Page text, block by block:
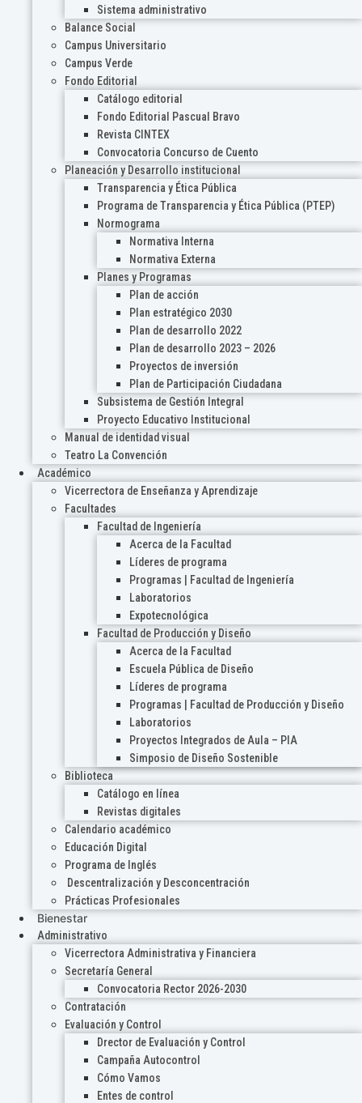
Sistema administrativo
Balance Social
Campus Universitario
Campus Verde
Fondo Editorial
Catálogo editorial
Fondo Editorial Pascual Bravo
Revista CINTEX
Convocatoria Concurso de Cuento
Planeación y Desarrollo institucional
Transparencia y Ética Pública
Programa de Transparencia y Ética Pública (PTEP)
Normograma
Normativa Interna
Normativa Externa
Planes y Programas
Plan de acción
Plan estratégico 2030
Plan de desarrollo 2022
Plan de desarrollo 2023 – 2026
Proyectos de inversión
Plan de Participación Ciudadana
Subsistema de Gestión Integral
Proyecto Educativo Institucional
Manual de identidad visual
Teatro La Convención
Académico
Vicerrectora de Enseñanza y Aprendizaje
Facultades
Facultad de Ingeniería
Acerca de la Facultad
Líderes de programa
Programas | Facultad de Ingeniería
Laboratorios
Expotecnológica
Facultad de Producción y Diseño
Acerca de la Facultad
Escuela Pública de Diseño
Líderes de programa
Programas | Facultad de Producción y Diseño
Laboratorios
Proyectos Integrados de Aula – PIA
Simposio de Diseño Sostenible
Biblioteca
Catálogo en línea
Revistas digitales
Calendario académico
Educación Digital
Programa de Inglés
Descentralización y Desconcentración
Prácticas Profesionales
Bienestar
Administrativo
Vicerrectora Administrativa y Financiera
Secretaría General
Convocatoria Rector 2026-2030
Contratación
Evaluación y Control
Drector de Evaluación y Control
Campaña Autocontrol
Cómo Vamos
Entes de control